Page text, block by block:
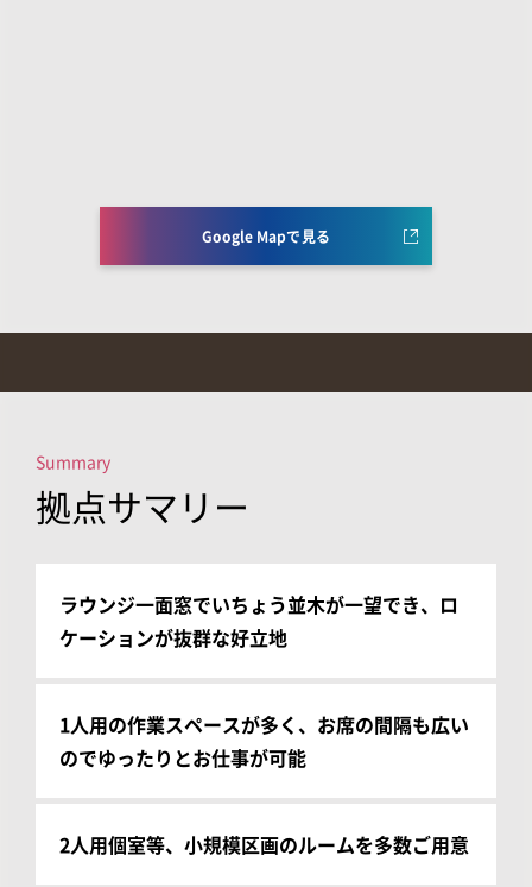
Google Mapで見る
Summary
拠点サマリー
ラウンジ一面窓でいちょう並木が一望でき、ロ
ケーションが抜群な好立地
1人用の作業スペースが多く、お席の間隔も広い
のでゆったりとお仕事が可能
2人用個室等、小規模区画のルームを多数ご用意